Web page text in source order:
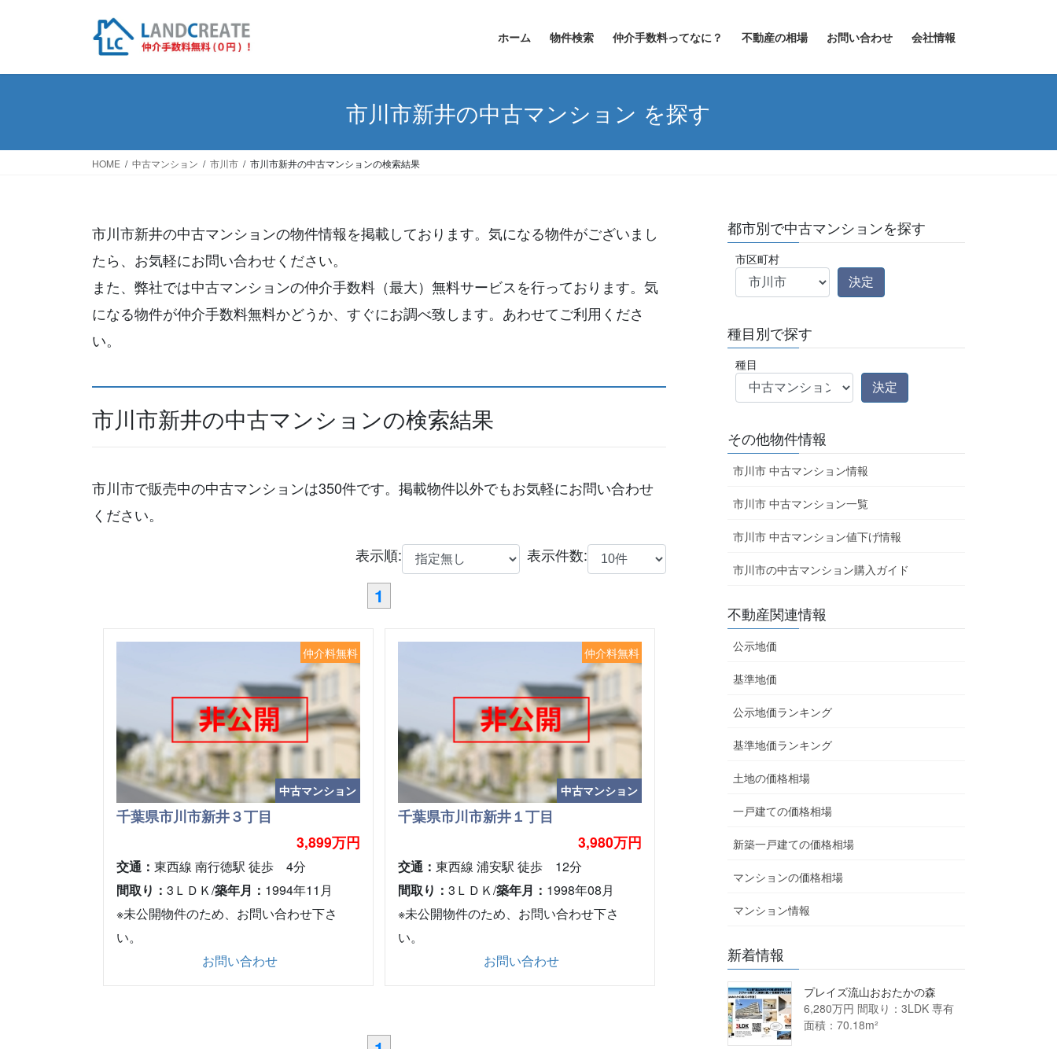
ホーム 物件検索 仲介手数料ってなに？ 不動産の相場 お問い合わせ 会社情報
市川市新井の中古マンション を探す
HOME 中古マンション 市川市 市川市新井の中古マンションの検索結果
市川市新井の中古マンションの物件情報を掲載しております。気になる物件がございまし
たら、お気軽にお問い合わせください。
また、弊社では中古マンションの仲介手数料（最大）無料サービスを行っております。気
になる物件が仲介手数料無料かどうか、すぐにお調べ致します。あわせてご利用くださ
い。
市川市新井の中古マンションの検索結果
市川市で販売中の中古マンションは350件です。掲載物件以外でもお気軽にお問い合わせ
ください。
表示順:
表示件数:
1
中古マンション
仲介料無料
千葉県市川市新井３丁目
3,899万円
交通：東西線 南行徳駅 徒歩 4分
間取り：3ＬＤＫ/築年月： 1994年11月
※未公開物件のため、お問い合わせ下さ
い。
お問い合わせ
中古マンション
仲介料無料
千葉県市川市新井１丁目
3,980万円
交通：東西線 浦安駅 徒歩 12分
間取り：3ＬＤＫ/築年月： 1998年08月
※未公開物件のため、お問い合わせ下さ
い。
お問い合わせ
都市別で中古マンションを探す
市区町村
種目別で探す
種目
その他物件情報
市川市 中古マンション情報
市川市 中古マンション一覧
市川市 中古マンション値下げ情報
市川市の中古マンション購入ガイド
不動産関連情報
公示地価
基準地価
公示地価ランキング
基準地価ランキング
土地の価格相場
一戸建ての価格相場
新築一戸建ての価格相場
マンションの価格相場
マンション情報
新着情報
プレイズ流山おおたかの森
6,280万円 間取り：3LDK 専有
面積：70.18m²